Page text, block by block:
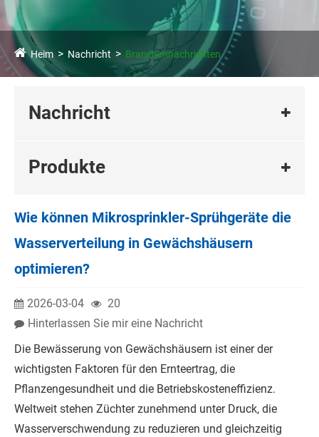
Heim Nachricht Branchennachrichten
Nachricht
Produkte
Wie können Mikrosprinkler-Sprühgeräte die
Wasserverteilung in Gewächshäusern
optimieren?
2026-03-04
20
Hinterlassen Sie mir eine Nachricht
Die Bewässerung von Gewächshäusern ist einer der
wichtigsten Faktoren für den Ernteertrag, die
Pflanzengesundheit und die Betriebskosteneffizienz.
Weltweit stehen Züchter zunehmend unter Druck, die
Wasserverschwendung zu reduzieren und gleichzeitig